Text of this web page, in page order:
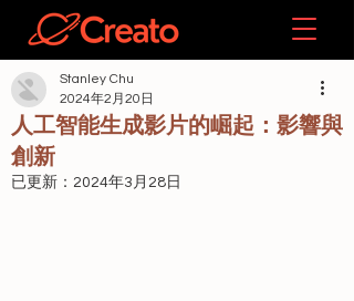
人工智能生成影片的崛起：影響與
創新
Stanley Chu
2024年2月20日
已更新： 2024年3月28日